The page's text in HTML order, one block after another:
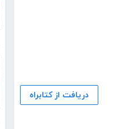
دریافت از کتابراه